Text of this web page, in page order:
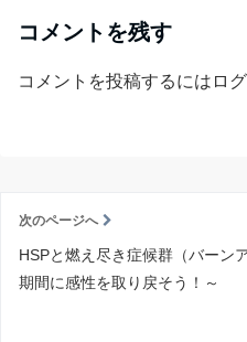
コメントを残す
コメントを投稿するには ロ
次のページへ
HSPと燃え尽き症候群（バー
期間に感性を取り戻そう！～